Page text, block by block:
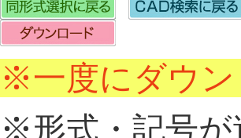
※一度にダウン
※形式・記号が